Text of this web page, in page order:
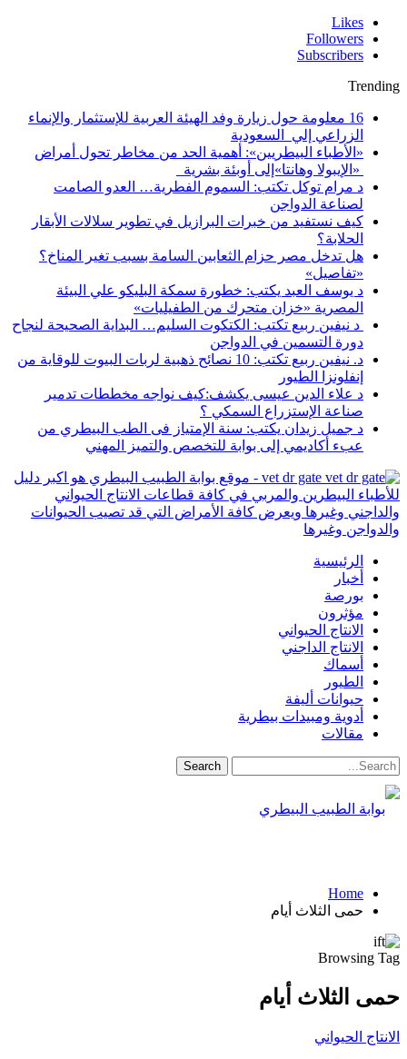
Likes
Followers
Subscribers
Trending
16 معلومة حول زيارة وفد الهيئة العربية للإستثمار والإنماء
الزراعي إلي السعودية
«الأطباء البيطريين»: أهمية الحد من مخاطر تحول أمراض
«الإيبولا وهانتا»إلى أوبئة بشرية
د مرام توكل تكتب: السموم الفطرية… العدو الصامت
لصناعة الدواجن
كيف نستفيد من خبرات البرازيل في تطوير سلالات الأبقار
الحلابة؟
هل تدخل مصر حزام الثعابين السامة بسبب تغير المناخ؟
«تفاصيل»
د يوسف العبد يكتب: خطورة سمكة البليكو علي البيئة
المصرية «خزان متحرك من الطفيليات»
د نيفين ربيع تكتب: الكتكوت السليم… البداية الصحيحة لنجاح
دورة التسمين في الدواجن
د. نيفين ربيع تكتب: 10 نصائح ذهبية لربات البيوت للوقاية من
إنفلونزا الطيور
د علاء الدين عيسى يكشف:كيف نواجه مخططات تدمير
صناعة الإستزراع السمكي ؟
د جميل زيدان يكتب: سنة الإمتياز فى الطب البيطري من
عبء أكاديمي إلى بوابة للتخصص والتميز المهني
vet dr gate - موقع بوابة الطبيب البيطري هو اكبر دليل
للأطباء البيطرين والمربي في كافة قطاعات الانتاج الحيواني
والداجني وغيرها ويعرض كافة الأمراض التي قد تصيب الحيوانات
والدواجن وغيرها
الرئيسية
أخبار
بورصة
مؤثرون
الانتاج الحيواني
الانتاج الداجني
أسماك
الطيور
حيوانات أليفة
أدوية ومبيدات بيطرية
مقالات
Home
حمى الثلاث أيام
Browsing Tag
حمى الثلاث أيام
الانتاج الحيواني